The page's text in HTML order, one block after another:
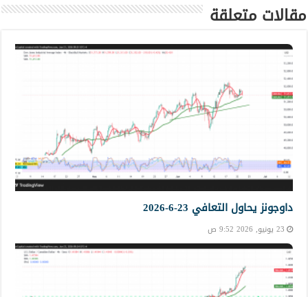
مقالات متعلقة
داوجونز يحاول التعافي 23-6-2026
23 يونيو, 2026 9:52 ص